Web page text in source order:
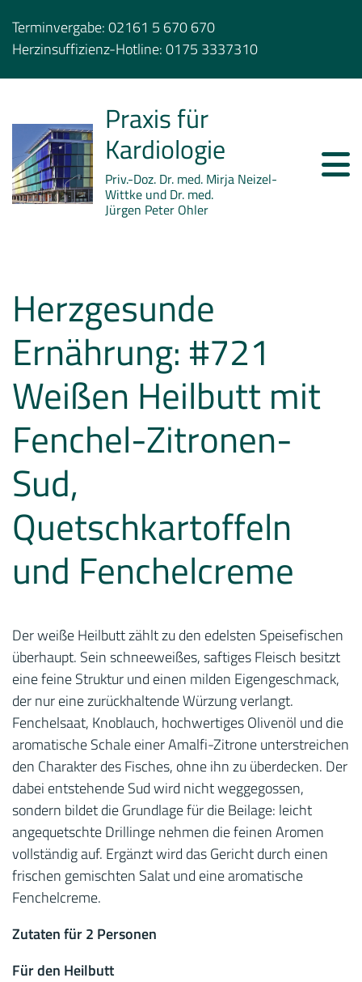
Terminvergabe:02161 5 670 670
Herzinsuffizienz-Hotline:0175 3337310
Praxis für
Kardiologie
Priv.-Doz. Dr. med. Mirja Neizel-
Wittke und Dr. med.
Jürgen Peter Ohler
Herzgesunde
Ernährung: #721
Weißen Heilbutt mit
Fenchel-Zitronen-
Sud,
Quetschkartoffeln
und Fenchelcreme
Der weiße Heilbutt zählt zu den edelsten Speisefischen
überhaupt. Sein schneeweißes, saftiges Fleisch besitzt
eine feine Struktur und einen milden Eigengeschmack,
der nur eine zurückhaltende Würzung verlangt.
Fenchelsaat, Knoblauch, hochwertiges Olivenöl und die
aromatische Schale einer Amalfi-Zitrone unterstreichen
den Charakter des Fisches, ohne ihn zu überdecken. Der
dabei entstehende Sud wird nicht weggegossen,
sondern bildet die Grundlage für die Beilage: leicht
angequetschte Drillinge nehmen die feinen Aromen
vollständig auf. Ergänzt wird das Gericht durch einen
frischen gemischten Salat und eine aromatische
Fenchelcreme.
Zutaten für 2 Personen
Für den Heilbutt